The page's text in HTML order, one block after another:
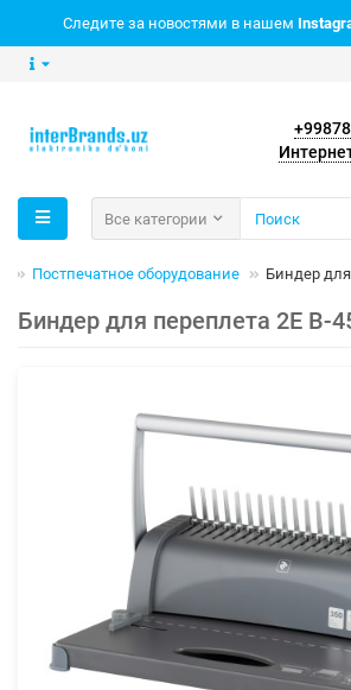
Следите за новостями в нашем
Все категории
Постпечатное оборудование Биндер для
Биндер для переплета 2E B-